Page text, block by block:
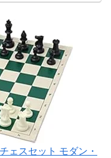
ェスセット モダン・